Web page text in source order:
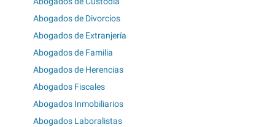
Abogados de Divorcios
Abogados de Extranjería
Abogados de Familia
Abogados de Herencias
Abogados Fiscales
Abogados Inmobiliarios
Abogados Laboralistas